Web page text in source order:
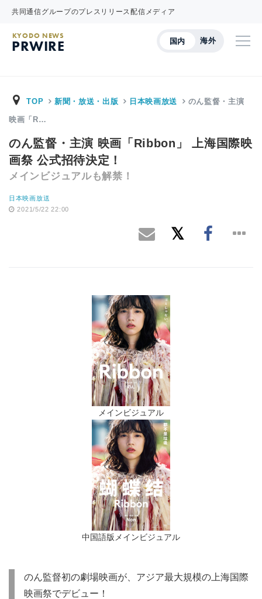
共同通信グループのプレスリリース配信メディア
国内 海外
KYODO NEWS
PRWIRE
TOP 新聞・放送・出版 日本映画放送 のん監督・主演
映画「R…
のん監督・主演 映画「Ribbon」 上海国際映
画祭 公式招待決定！
メインビジュアルも解禁！
日本映画放送
2021/5/22 22:00
メインビジュアル
中国語版メインビジュアル
のん監督初の劇場映画が、アジア最大規模の上海国際
映画祭でデビュー！